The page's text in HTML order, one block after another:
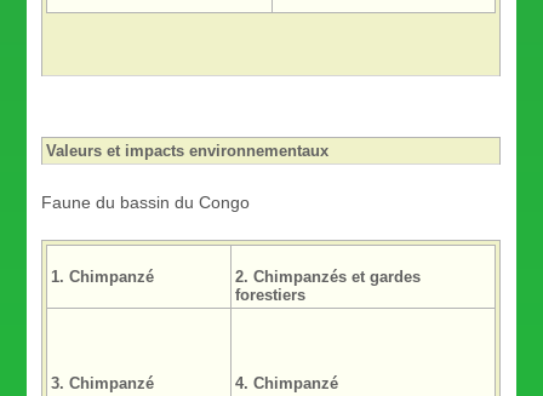
Valeurs et impacts environnementaux
Faune du bassin du Congo
1. Chimpanzé
2. Chimpanzés et gardes
forestiers
3. Chimpanzé 4. Chimpanzé